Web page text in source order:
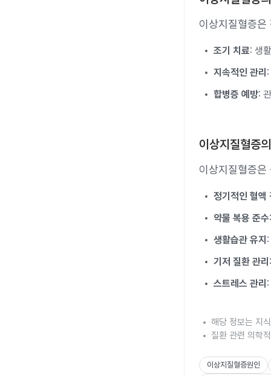
이상지질혈증
조기 치료: 생
지속적인 관리
합병증 예방:
이상지질혈증
이상지질혈증
정기적인 혈액
약물 복용 준수
생활습관 유지
기저 질환 관리
스트레스 관리
해당 정보는 지
질환 관련 의학
이상지질혈증원인